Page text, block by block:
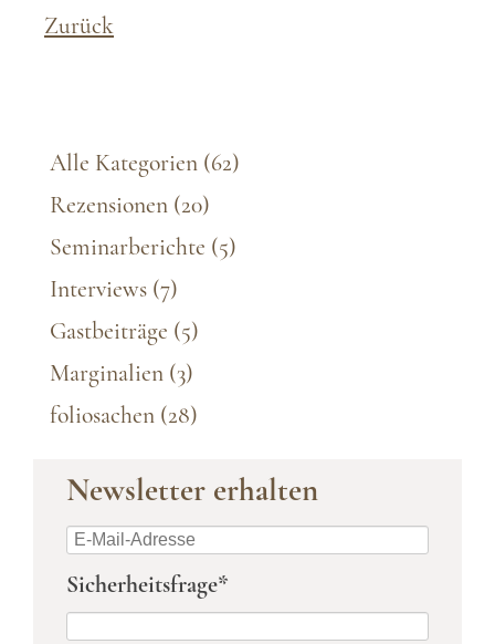
Zurück
Alle Kategorien (62)
Rezensionen (20)
Seminarberichte (5)
Interviews (7)
Gastbeiträge (5)
Marginalien (3)
foliosachen (28)
Newsletter erhalten
E-
Mail-
Pflichtfeld
Sicherheitsfrage*